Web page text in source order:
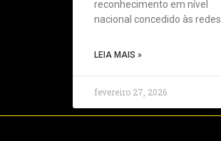
reconhecimento em nível
nacional concedido às redes
LEIA MAIS »
fevereiro 27, 2026